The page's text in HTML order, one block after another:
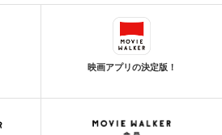
映画アプリの決定版！